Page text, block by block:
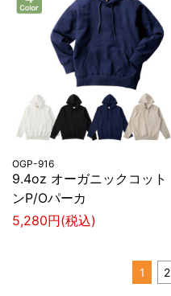
OGP-916
9.4oz オーガニックコット
ンP/Oパーカ
5,280円(税込)
1 2